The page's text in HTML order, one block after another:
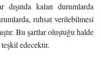
dışında kalan durumlarda
ruhsat verilebilmesi
Bu şartlar oluştuğu halde
edecektir.